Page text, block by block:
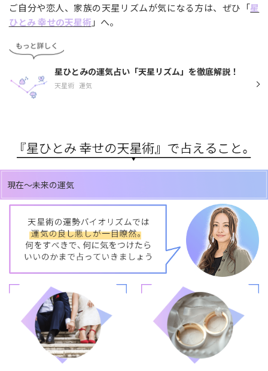
ご自分や恋人、家族の天星リズムが気になる方は、ぜひ「星
ひとみ 幸せの天星術 」へ。
星ひとみの運気占い「天星リズム」を徹底解説！
天星術 運気
現在～未来の運気